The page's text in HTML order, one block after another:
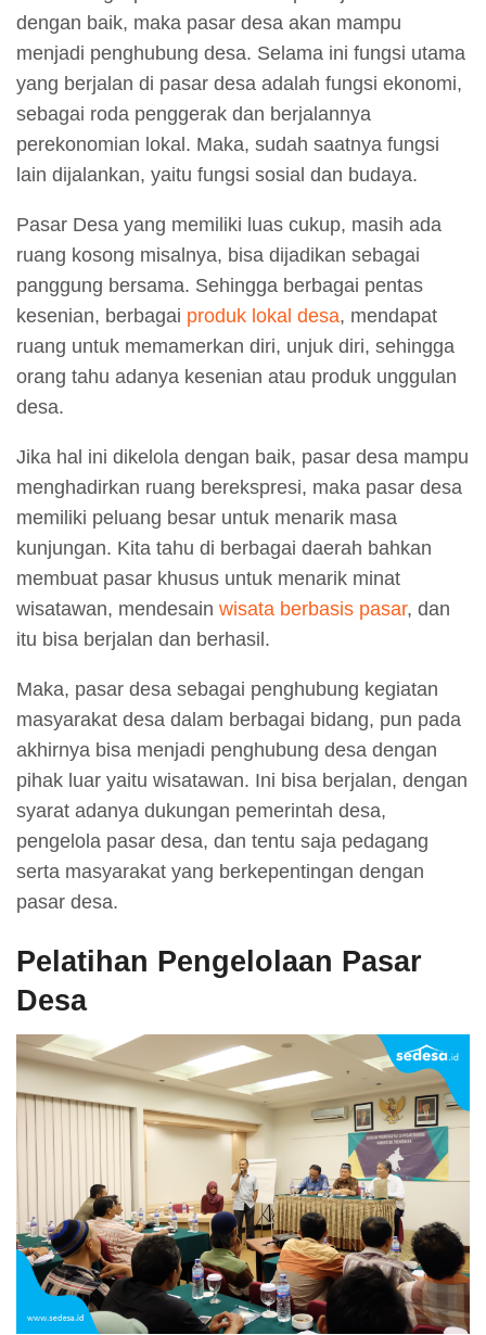
dengan baik, maka pasar desa akan mampu
menjadi penghubung desa. Selama ini fungsi utama
yang berjalan di pasar desa adalah fungsi ekonomi,
sebagai roda penggerak dan berjalannya
perekonomian lokal. Maka, sudah saatnya fungsi
lain dijalankan, yaitu fungsi sosial dan budaya.
Pasar Desa yang memiliki luas cukup, masih ada
ruang kosong misalnya, bisa dijadikan sebagai
panggung bersama. Sehingga berbagai pentas
kesenian, berbagai produk lokal desa, mendapat
ruang untuk memamerkan diri, unjuk diri, sehingga
orang tahu adanya kesenian atau produk unggulan
desa.
Jika hal ini dikelola dengan baik, pasar desa mampu
menghadirkan ruang berekspresi, maka pasar desa
memiliki peluang besar untuk menarik masa
kunjungan. Kita tahu di berbagai daerah bahkan
membuat pasar khusus untuk menarik minat
wisatawan, mendesain wisata berbasis pasar, dan
itu bisa berjalan dan berhasil.
Maka, pasar desa sebagai penghubung kegiatan
masyarakat desa dalam berbagai bidang, pun pada
akhirnya bisa menjadi penghubung desa dengan
pihak luar yaitu wisatawan. Ini bisa berjalan, dengan
syarat adanya dukungan pemerintah desa,
pengelola pasar desa, dan tentu saja pedagang
serta masyarakat yang berkepentingan dengan
pasar desa.
Pelatihan Pengelolaan Pasar
Desa